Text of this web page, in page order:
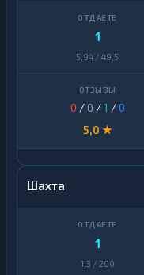
1
5,94 / 49,5
0 / 0 /1 /0
5,0 ★
Шахта
1
1,3 / 200